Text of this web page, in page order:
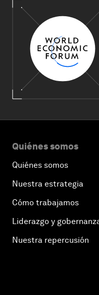
Quiénes somos
Quiénes somos
Nuestra estrategia
Cómo trabajamos
Liderazgo y
Nuestra repercusión